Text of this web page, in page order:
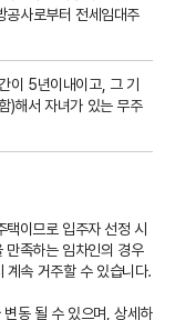
공사로부터 전세임대주
이 5년이내이고, 그 기
)해서 자녀가 있는 무주
이므로 입주자 선정 시
만족하는 임차인의 경우
속 거주할 수 있습니다.
동 될 수 있으며, 상세하